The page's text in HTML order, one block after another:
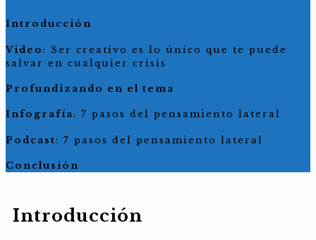
Introducción
Video: Ser creativo es lo único que te puede
salvar en cualquier crisis
Profundizando en el tema
Infografía: 7 pasos del pensamiento lateral
Podcast: 7 pasos del pensamiento lateral
Conclusión
Introducción